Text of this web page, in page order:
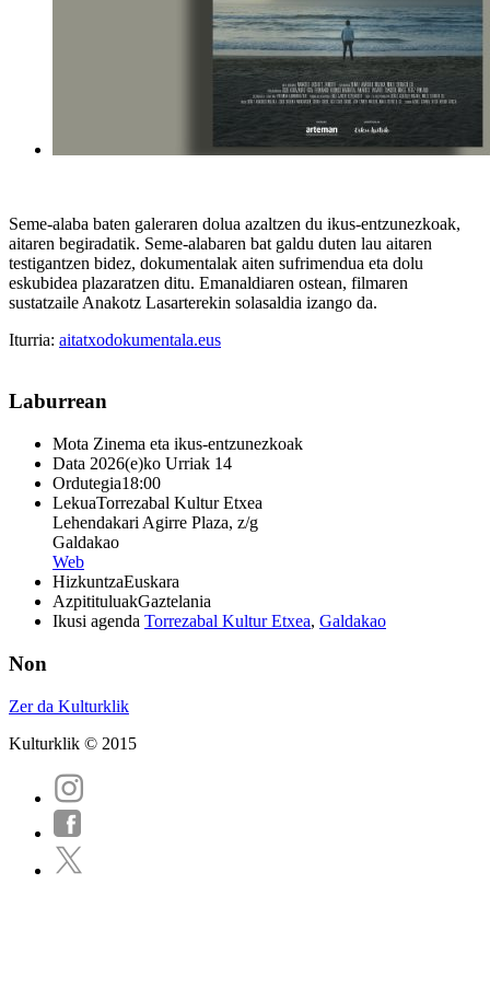
Seme-alaba baten galeraren dolua azaltzen du ikus-entzunezkoak,
aitaren begiradatik. Seme-alabaren bat galdu duten lau aitaren
testigantzen bidez, dokumentalak aiten sufrimendua eta dolu
eskubidea plazaratzen ditu. Emanaldiaren ostean, filmaren
sustatzaile Anakotz Lasarterekin solasaldia izango da.
Iturria: aitatxodokumentala.eus
Laburrean
Mota Zinema eta ikus-entzunezkoak
Data 2026(e)ko Urriak 14
Ordutegia18:00
LekuaTorrezabal Kultur Etxea
Lehendakari Agirre Plaza, z/g
Galdakao
Web
HizkuntzaEuskara
AzpitituluakGaztelania
Ikusi agenda Torrezabal Kultur Etxea, Galdakao
Non
Zer da Kulturklik
Kulturklik © 2015